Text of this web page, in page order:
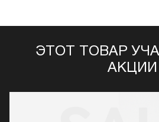
ЭТОТ ТОВАР
АКЦИИ